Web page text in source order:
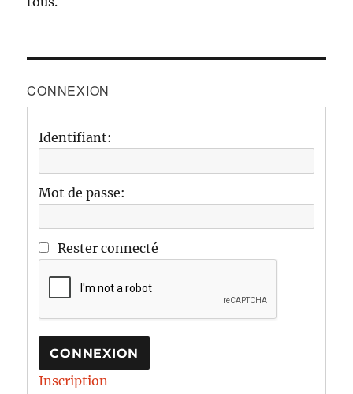
CONNEXION
Identifiant:
Mot de passe:
Rester connecté
CONNEXION
Inscription